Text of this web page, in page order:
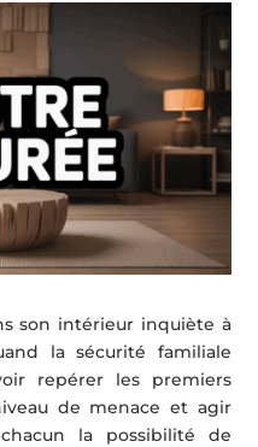
son intérieur inquiète à
la sécurité familiale
repérer les premiers
de menace et agir
la possibilité de